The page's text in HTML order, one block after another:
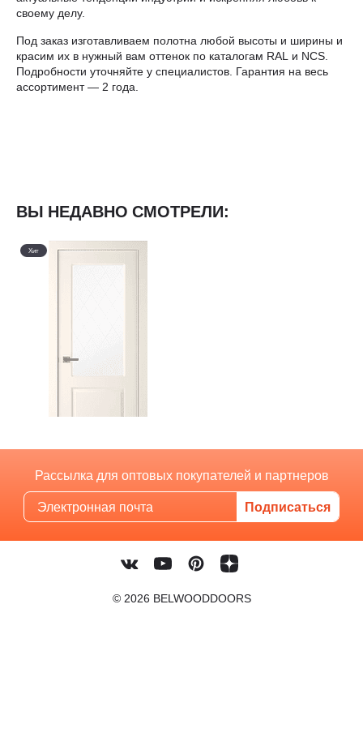
своему делу.
Под заказ изготавливаем полотна любой высоты и ширины и
красим их в нужный вам оттенок по каталогам RAL и NCS.
Подробности уточняйте у специалистов. Гарантия на весь
ассортимент — 2 года.
ВЫ НЕДАВНО СМОТРЕЛИ:
Хит
Рассылка для оптовых покупателей и партнеров
© 2026 BELWOODDOORS